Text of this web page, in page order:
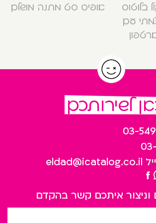
בלוטוס
עם
אופיס סט מתנה מושלם
לשירותכם
03-
eldad@icatalog.co.il
איתכם קשר בהקדם